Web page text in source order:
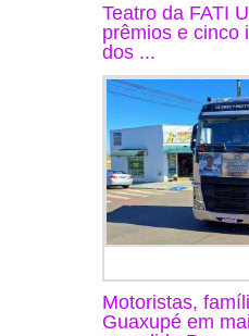
Teatro da FATI
prêmios e cinco
dos ...
Motoristas,
Guaxupé em